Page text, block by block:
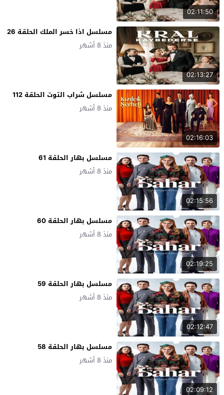
02:11:50
02:13:27
مسلسل اذا خسر الملك الحلقة 26
منذ 8 أشهر
02:16:03
مسلسل شراب التوت الحلقة 112
منذ 8 أشهر
02:15:56
مسلسل بهار الحلقة 61
منذ 8 أشهر
02:19:25
مسلسل بهار الحلقة 60
منذ 8 أشهر
02:12:47
مسلسل بهار الحلقة 59
منذ 8 أشهر
02:09:12
مسلسل بهار الحلقة 58
منذ 8 أشهر